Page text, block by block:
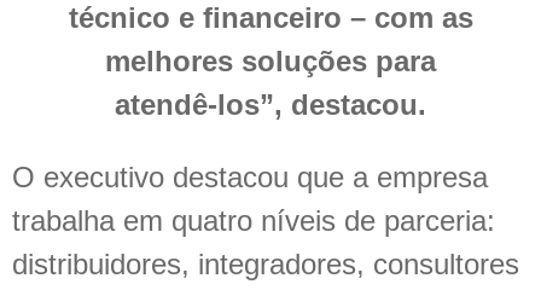
técnico e financeiro – com as
melhores soluções para
atendê-los”, destacou.
O executivo destacou que a empresa
trabalha em quatro níveis de parceria:
distribuidores, integradores, consultores